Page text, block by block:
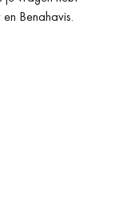
Benahavis.